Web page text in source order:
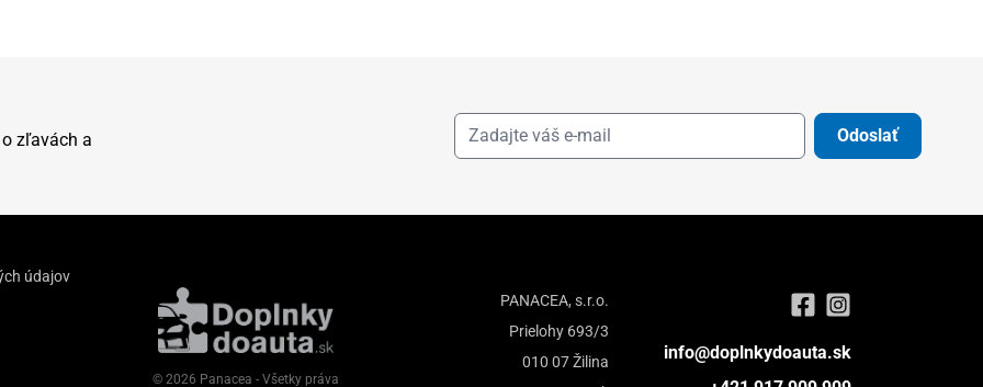
zľavách a Odoslať
údajov
PANACEA, s.r.o.
Prielohy 693/3
010 07 Žilina
info@doplnkydoauta.sk
© 2026 Panacea - Všetky práva